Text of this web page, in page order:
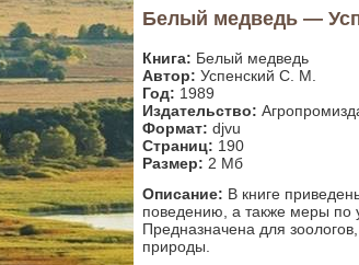
Белый медведь —
Книга: Белый медведь
Автор: Успенский С. М.
Год: 1989
Издательство:
Формат: djvu
Страниц: 190
Размер: 2 Мб
Описание: В книге
поведению, а также меры по
Предназначена для
природы.